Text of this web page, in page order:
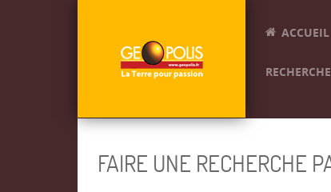
ACCUEIL
FAIRE UNE RECHERCHE